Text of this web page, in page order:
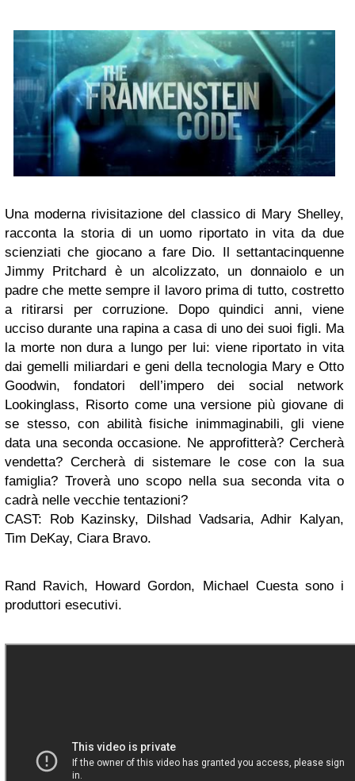
Una moderna rivisitazione del classico di Mary Shelley,
racconta la storia di un uomo riportato in vita da due
scienziati che giocano a fare Dio. Il settantacinquenne
Jimmy Pritchard è un alcolizzato, un donnaiolo e un
padre che mette sempre il lavoro prima di tutto, costretto
a ritirarsi per corruzione. Dopo quindici anni, viene
ucciso durante una rapina a casa di uno dei suoi figli. Ma
la morte non dura a lungo per lui: viene riportato in vita
dai gemelli miliardari e geni della tecnologia Mary e Otto
Goodwin, fondatori dell’impero dei social network
Lookinglass, Risorto come una versione più giovane di
se stesso, con abilità fisiche inimmaginabili, gli viene
data una seconda occasione. Ne approfitterà? Cercherà
vendetta? Cercherà di sistemare le cose con la sua
famiglia? Troverà uno scopo nella sua seconda vita o
cadrà nelle vecchie tentazioni?
CAST: Rob Kazinsky, Dilshad Vadsaria, Adhir Kalyan,
Tim DeKay, Ciara Bravo.
Rand Ravich, Howard Gordon, Michael Cuesta sono i
produttori esecutivi.